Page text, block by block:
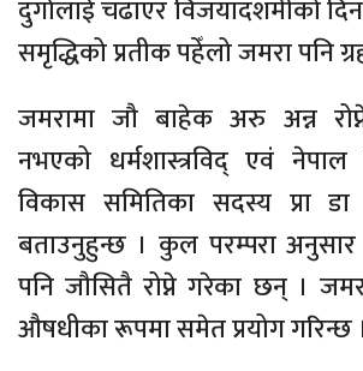
दुर्गालाई चढाएर विजयादशमीको
समृद्धिको प्रतीक पहेँलो जमरा पनि
जमरामा जौ बाहेक अरु अन्न रोप्ने
नभएको धर्मशास्त्रविद् एवं नेपाल
विकास समितिका सदस्य प्रा डा
बताउनुहुन्छ । कुल परम्परा
पनि जौसितै रोप्ने गरेका छन् ।
औषधीका रूपमा समेत प्रयोग गरिन्छ ।